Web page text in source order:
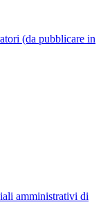
(da pubblicare in
amministrativi di